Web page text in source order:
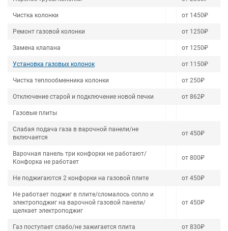
Чистка колонки от 1450₽
Ремонт газовой колонки от 1250₽
Замена клапана от 1250₽
Установка газовых колонок от 1150₽
Чистка теплообменника колонки от 250₽
Отключение старой и подключение новой печки от 862₽
Газовые плиты
Слабая подача газа в варочной панели/не
включается
от 450₽
Варочная панель три конфорки не работают/
Конфорка не работает
от 800₽
Не поджигаются 2 конфорки на газовой плите от 450₽
Не работает поджиг в плите/сломалось сопло и
электроподжиг на варочной газовой панели/
щелкает электроподжиг
от 450₽
Газ поступает слабо/не зажигается плита от 830₽